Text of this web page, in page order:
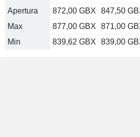
Apertura
872,00 GBX 847,50
Max
877,00 GBX 871,00
Min
839,62 GBX 839,00